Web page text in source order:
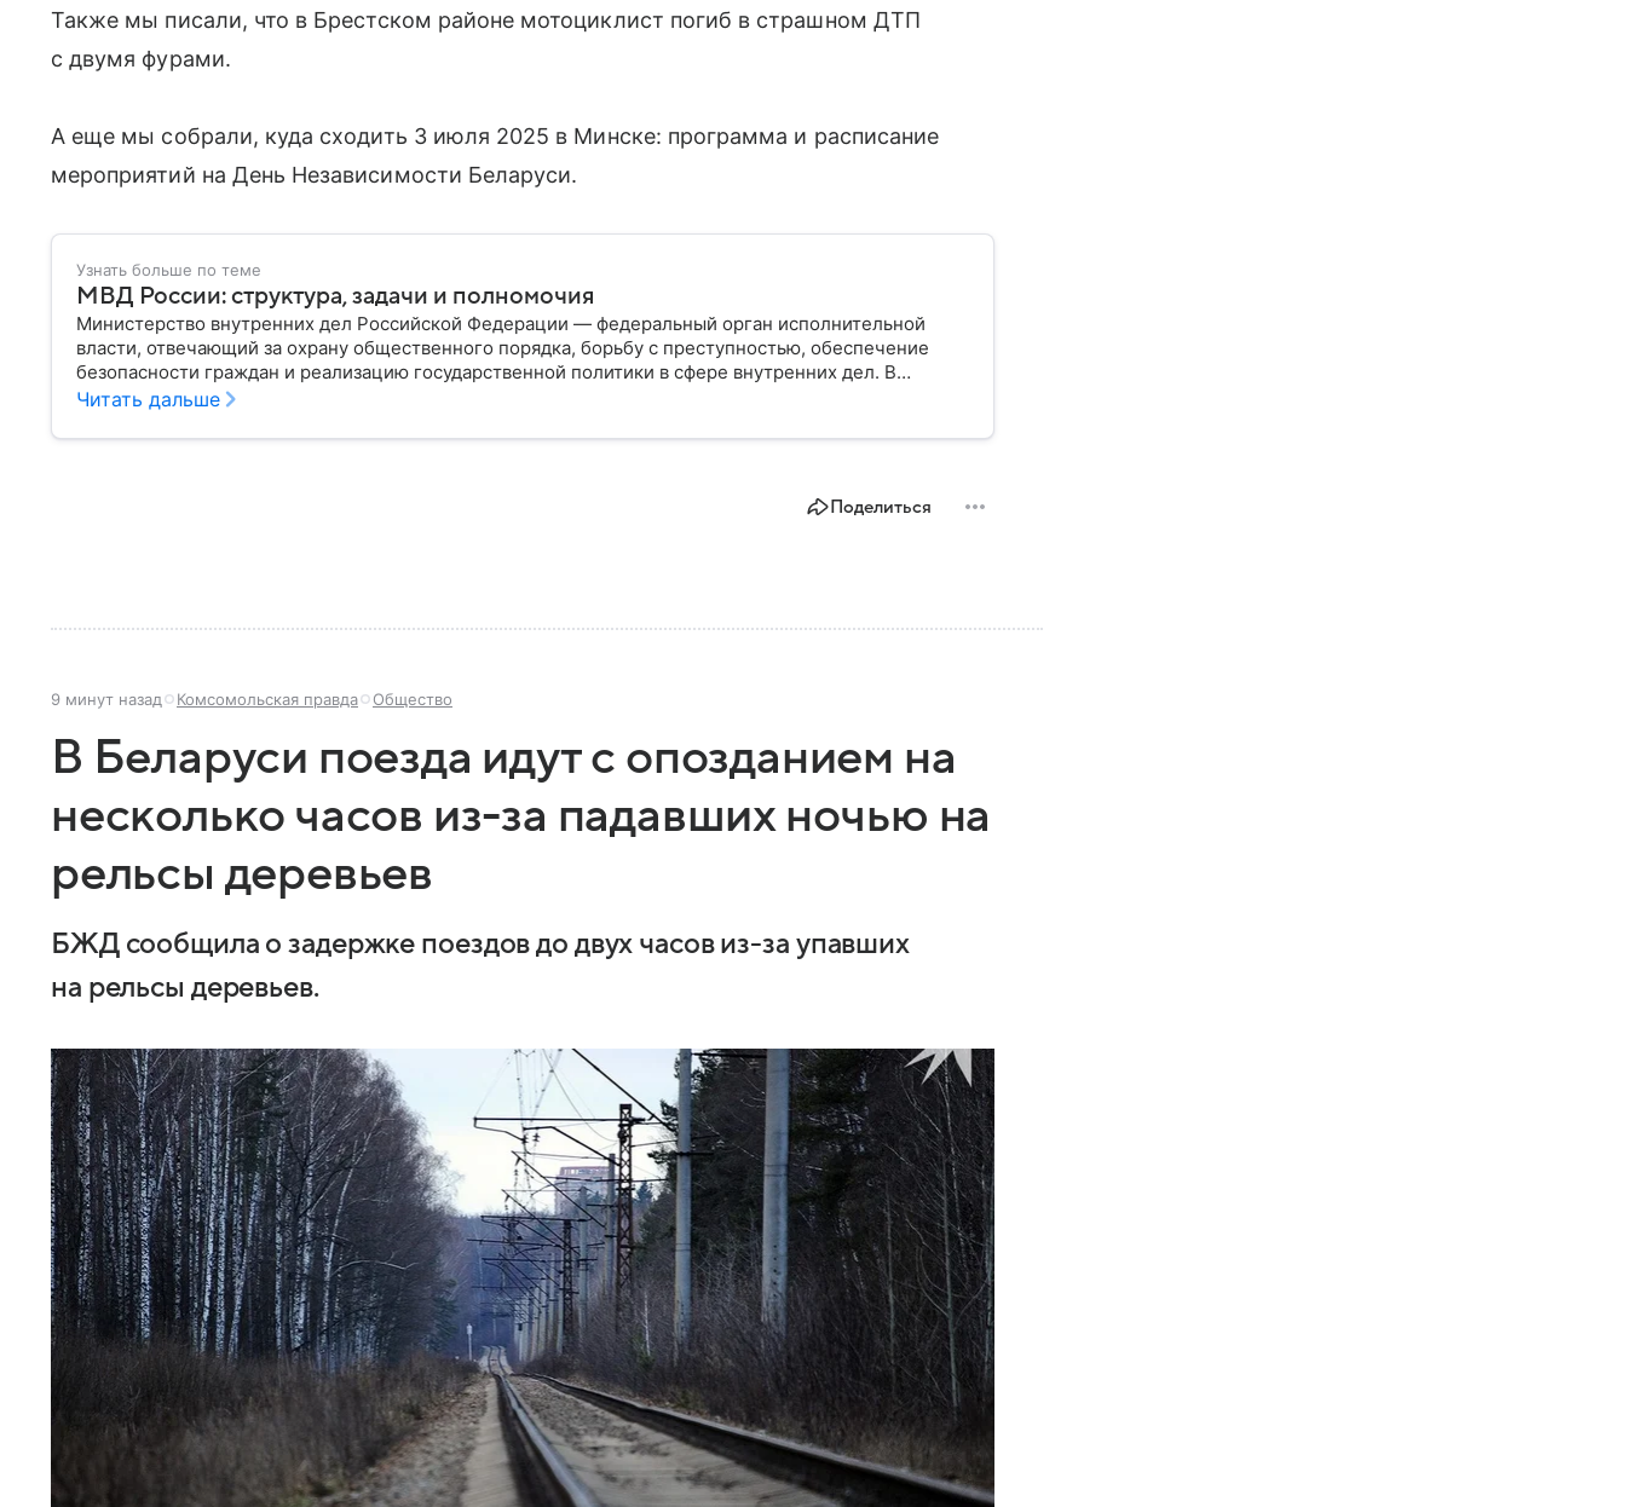
Также мы писали, что в Брестском районе мотоциклист погиб в страшном ДТП
с двумя фурами.
А еще мы собрали, куда сходить 3 июля 2025 в Минске: программа и расписание
мероприятий на День Независимости Беларуси.
Узнать больше по теме
МВД России: структура, задачи и полномочия
Министерство внутренних дел Российской Федерации — федеральный орган исполнительной
власти, отвечающий за охрану общественного порядка, борьбу с преступностью, обеспечение
безопасности граждан и реализацию государственной политики в сфере внутренних дел. В
материале рассказываем, чем занимается МВД России, какие задачи выполняет министерство, как
Читать дальше
Поделиться
9 минут назад Комсомольская правда Общество
В Беларуси поезда идут с опозданием на
несколько часов из-за падавших ночью на
рельсы деревьев
БЖД сообщила о задержке поездов до двух часов из-за упавших
на рельсы деревьев.